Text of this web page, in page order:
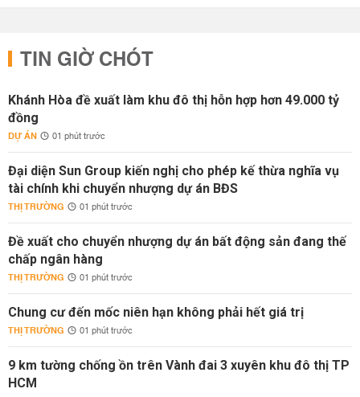
TIN GIỜ CHÓT
Khánh Hòa đề xuất làm khu đô thị hỗn hợp hơn 49.000 tỷ
đồng
DỰ ÁN 01 phút trước
Đại diện Sun Group kiến nghị cho phép kế thừa nghĩa vụ
tài chính khi chuyển nhượng dự án BĐS
THỊ TRƯỜNG 01 phút trước
Đề xuất cho chuyển nhượng dự án bất động sản đang thế
chấp ngân hàng
THỊ TRƯỜNG 01 phút trước
Chung cư đến mốc niên hạn không phải hết giá trị
THỊ TRƯỜNG 01 phút trước
9 km tường chống ồn trên Vành đai 3 xuyên khu đô thị TP
HCM